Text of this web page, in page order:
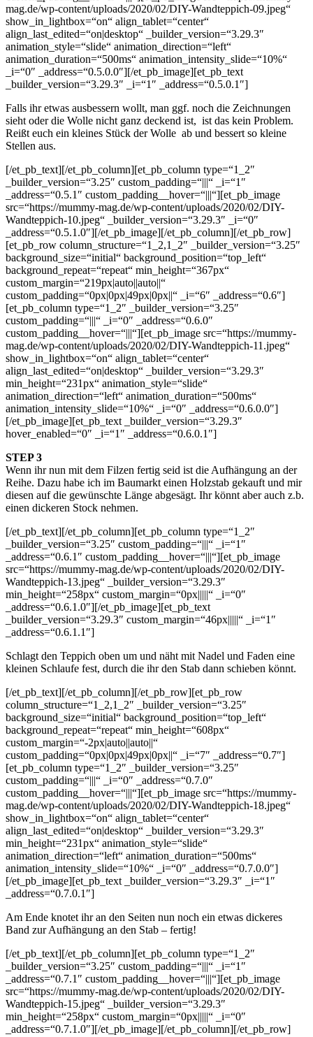
mag.de/wp-content/uploads/2020/02/DIY-Wandteppich-09.jpeg“
show_in_lightbox=“on“ align_tablet=“center“
align_last_edited=“on|desktop“ _builder_version=“3.29.3″
animation_style=“slide“ animation_direction=“left“
animation_duration=“500ms“ animation_intensity_slide=“10%“
_i=“0″ _address=“0.5.0.0″][/et_pb_image][et_pb_text
_builder_version=“3.29.3″ _i=“1″ _address=“0.5.0.1″]
Falls ihr etwas ausbessern wollt, man ggf. noch die Zeichnungen
sieht oder die Wolle nicht ganz deckend ist, ist das kein Problem.
Reißt euch ein kleines Stück der Wolle ab und bessert so kleine
Stellen aus.
[/et_pb_text][/et_pb_column][et_pb_column type=“1_2″
_builder_version=“3.25″ custom_padding=“|||“ _i=“1″
_address=“0.5.1″ custom_padding__hover=“|||“][et_pb_image
src=“https://mummy-mag.de/wp-content/uploads/2020/02/DIY-
Wandteppich-10.jpeg“ _builder_version=“3.29.3″ _i=“0″
_address=“0.5.1.0″][/et_pb_image][/et_pb_column][/et_pb_row]
[et_pb_row column_structure=“1_2,1_2″ _builder_version=“3.25″
background_size=“initial“ background_position=“top_left“
background_repeat=“repeat“ min_height=“367px“
custom_margin=“219px|auto||auto||“
custom_padding=“0px|0px|49px|0px||“ _i=“6″ _address=“0.6″]
[et_pb_column type=“1_2″ _builder_version=“3.25″
custom_padding=“|||“ _i=“0″ _address=“0.6.0″
custom_padding__hover=“|||“][et_pb_image src=“https://mummy-
mag.de/wp-content/uploads/2020/02/DIY-Wandteppich-11.jpeg“
show_in_lightbox=“on“ align_tablet=“center“
align_last_edited=“on|desktop“ _builder_version=“3.29.3″
min_height=“231px“ animation_style=“slide“
animation_direction=“left“ animation_duration=“500ms“
animation_intensity_slide=“10%“ _i=“0″ _address=“0.6.0.0″]
[/et_pb_image][et_pb_text _builder_version=“3.29.3″
hover_enabled=“0″ _i=“1″ _address=“0.6.0.1″]
STEP 3
Wenn ihr nun mit dem Filzen fertig seid ist die Aufhängung an der
Reihe. Dazu habe ich im Baumarkt einen Holzstab gekauft und mir
diesen auf die gewünschte Länge abgesägt. Ihr könnt aber auch z.b.
einen dickeren Stock nehmen.
[/et_pb_text][/et_pb_column][et_pb_column type=“1_2″
_builder_version=“3.25″ custom_padding=“|||“ _i=“1″
_address=“0.6.1″ custom_padding__hover=“|||“][et_pb_image
src=“https://mummy-mag.de/wp-content/uploads/2020/02/DIY-
Wandteppich-13.jpeg“ _builder_version=“3.29.3″
min_height=“258px“ custom_margin=“0px|||||“ _i=“0″
_address=“0.6.1.0″][/et_pb_image][et_pb_text
_builder_version=“3.29.3″ custom_margin=“46px|||||“ _i=“1″
_address=“0.6.1.1″]
Schlagt den Teppich oben um und näht mit Nadel und Faden eine
kleinen Schlaufe fest, durch die ihr den Stab dann schieben könnt.
[/et_pb_text][/et_pb_column][/et_pb_row][et_pb_row
column_structure=“1_2,1_2″ _builder_version=“3.25″
background_size=“initial“ background_position=“top_left“
background_repeat=“repeat“ min_height=“608px“
custom_margin=“-2px|auto||auto||“
custom_padding=“0px|0px|49px|0px||“ _i=“7″ _address=“0.7″]
[et_pb_column type=“1_2″ _builder_version=“3.25″
custom_padding=“|||“ _i=“0″ _address=“0.7.0″
custom_padding__hover=“|||“][et_pb_image src=“https://mummy-
mag.de/wp-content/uploads/2020/02/DIY-Wandteppich-18.jpeg“
show_in_lightbox=“on“ align_tablet=“center“
align_last_edited=“on|desktop“ _builder_version=“3.29.3″
min_height=“231px“ animation_style=“slide“
animation_direction=“left“ animation_duration=“500ms“
animation_intensity_slide=“10%“ _i=“0″ _address=“0.7.0.0″]
[/et_pb_image][et_pb_text _builder_version=“3.29.3″ _i=“1″
_address=“0.7.0.1″]
Am Ende knotet ihr an den Seiten nun noch ein etwas dickeres
Band zur Aufhängung an den Stab – fertig!
[/et_pb_text][/et_pb_column][et_pb_column type=“1_2″
_builder_version=“3.25″ custom_padding=“|||“ _i=“1″
_address=“0.7.1″ custom_padding__hover=“|||“][et_pb_image
src=“https://mummy-mag.de/wp-content/uploads/2020/02/DIY-
Wandteppich-15.jpeg“ _builder_version=“3.29.3″
min_height=“258px“ custom_margin=“0px|||||“ _i=“0″
_address=“0.7.1.0″][/et_pb_image][/et_pb_column][/et_pb_row]